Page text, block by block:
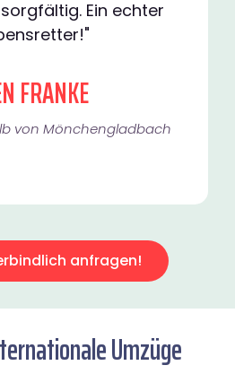
Ein echter
FRANKE
von Mönchengladbach​
anfragen!
Umzüge